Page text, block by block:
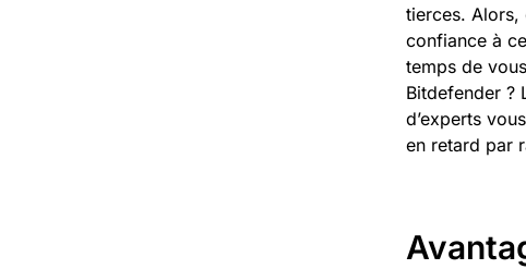
tierces. Alors,
confiance à
temps de
Bitdefender ?
d’experts
en retard par